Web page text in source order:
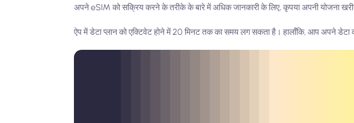
अपने eSIM को सक्रिय करने के तरीके के बारे में अधिक जानकारी के लिए, कृपया अपनी योजना
ऐप में डेटा प्लान को एक्टिवेट होने में 20 मिनट तक का समय लग सकता है। हालाँकि, आप अपने